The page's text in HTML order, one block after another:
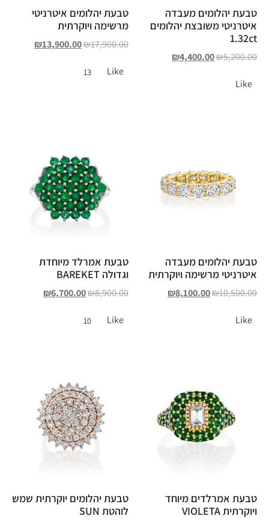
טבעת יהלומים מעבדה
איטרניטי משובצת יהלומים
1.32ct
₪5,200.00
₪4,400.00
Like
טבעת יהלומים איטרניטי
מרשימה ויוקרתית
₪17,900.00
₪13,900.00
Like
13
טבעת יהלומים מעבדה
איטרניטי מרשימה ויוקרתית
₪10,500.00
₪8,100.00
Like
טבעת אמרלד מיוחדת
וגדולה BAREKET
₪8,900.00
₪6,700.00
Like
10
טבעת אמרלדים מיוחד
ויוקרתית VIOLETA
טבעת יהלומים יוקרתית שמש
לוהטת SUN